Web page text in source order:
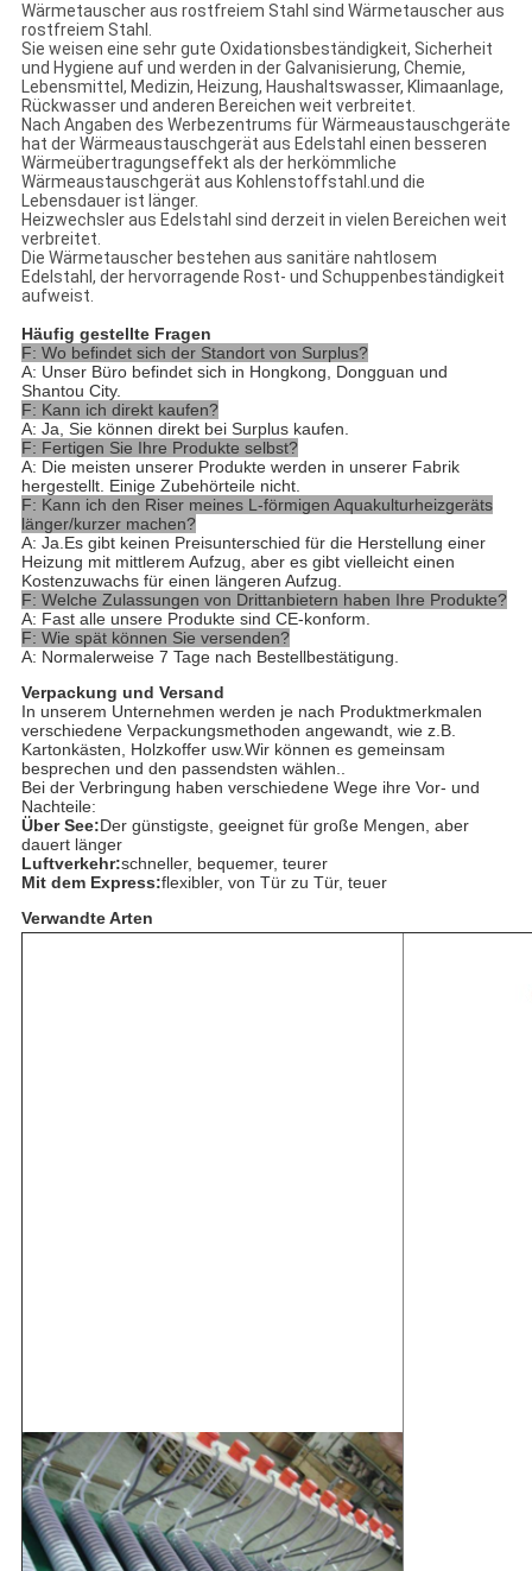
Wärmetauscher aus rostfreiem Stahl sind Wärmetauscher aus
rostfreiem Stahl.
Sie weisen eine sehr gute Oxidationsbeständigkeit, Sicherheit
und Hygiene auf und werden in der Galvanisierung, Chemie,
Lebensmittel, Medizin, Heizung, Haushaltswasser, Klimaanlage,
Rückwasser und anderen Bereichen weit verbreitet.
Nach Angaben des Werbezentrums für Wärmeaustauschgeräte
hat der Wärmeaustauschgerät aus Edelstahl einen besseren
Wärmeübertragungseffekt als der herkömmliche
Wärmeaustauschgerät aus Kohlenstoffstahl.und die
Lebensdauer ist länger.
Heizwechsler aus Edelstahl sind derzeit in vielen Bereichen weit
verbreitet.
Die Wärmetauscher bestehen aus sanitäre nahtlosem
Edelstahl, der hervorragende Rost- und Schuppenbeständigkeit
aufweist.
Häufig gestellte Fragen
F: Wo befindet sich der Standort von Surplus?
A: Unser Büro befindet sich in Hongkong, Dongguan und
Shantou City.
F: Kann ich direkt kaufen?
A: Ja, Sie können direkt bei Surplus kaufen.
F: Fertigen Sie Ihre Produkte selbst?
A: Die meisten unserer Produkte werden in unserer Fabrik
hergestellt. Einige Zubehörteile nicht.
F: Kann ich den Riser meines L-förmigen Aquakulturheizgeräts
länger/kurzer machen?
A: Ja.Es gibt keinen Preisunterschied für die Herstellung einer
Heizung mit mittlerem Aufzug, aber es gibt vielleicht einen
Kostenzuwachs für einen längeren Aufzug.
F: Welche Zulassungen von Drittanbietern haben Ihre Produkte?
A: Fast alle unsere Produkte sind CE-konform.
F: Wie spät können Sie versenden?
A: Normalerweise 7 Tage nach Bestellbestätigung.
Verpackung und Versand
In unserem Unternehmen werden je nach Produktmerkmalen
verschiedene Verpackungsmethoden angewandt, wie z.B.
Kartonkästen, Holzkoffer usw.Wir können es gemeinsam
besprechen und den passendsten wählen..
Bei der Verbringung haben verschiedene Wege ihre Vor- und
Nachteile:
Über See:Der günstigste, geeignet für große Mengen, aber
dauert länger
Luftverkehr:schneller, bequemer, teurer
Mit dem Express:flexibler, von Tür zu Tür, teuer
Verwandte Arten